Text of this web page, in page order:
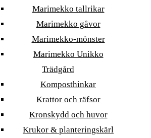
Marimekko tallrikar
Marimekko gåvor
Marimekko-mönster
Marimekko Unikko
Trädgård
Komposthinkar
Krattor och räfsor
Kronskydd och huvor
Krukor & planteringskärl